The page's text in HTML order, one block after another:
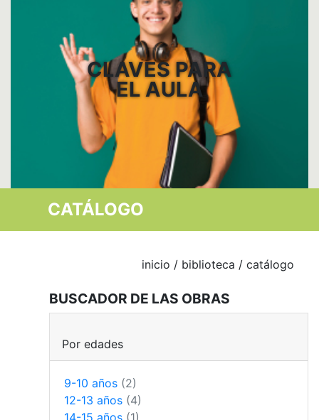
CLAVES PARA
EL AULA
CATÁLOGO
inicio / biblioteca / catálogo
BUSCADOR DE LAS OBRAS
Por edades
9-10 años (2)
12-13 años (4)
14-15 años (1)